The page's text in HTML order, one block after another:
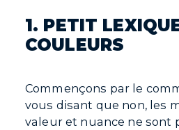
1. PETIT
COULEURS
Commençons par le
vous disant que non, les
valeur et nuance ne sont